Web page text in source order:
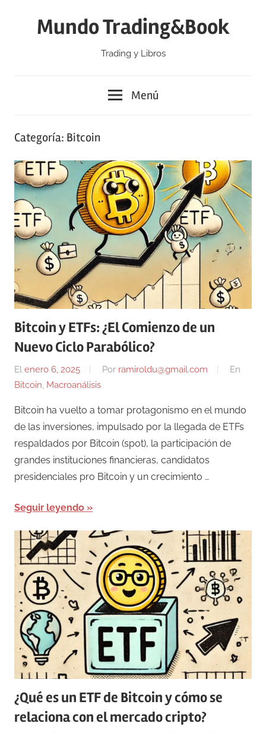
Mundo Trading&Book
Trading y Libros
Menú
Categoría: Bitcoin
Bitcoin y ETFs: ¿El Comienzo de un
Nuevo Ciclo Parabólico?
El enero 6, 2025 Por ramiroldu@gmail.com
En
Bitcoin, Macroanálisis
Bitcoin ha vuelto a tomar protagonismo en el mundo
de las inversiones, impulsado por la llegada de ETFs
respaldados por Bitcoin (spot), la participación de
grandes instituciones financieras, candidatos
presidenciales pro Bitcoin y un crecimiento …
Seguir leyendo
¿Qué es un ETF de Bitcoin y cómo se
relaciona con el mercado cripto?